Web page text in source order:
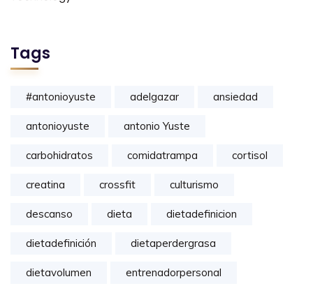
Tags
#antonioyuste adelgazar ansiedad
antonioyuste antonio Yuste
carbohidratos comidatrampa cortisol
creatina crossfit culturismo
descanso dieta dietadefinicion
dietadefinición dietaperdergrasa
dietavolumen entrenadorpersonal